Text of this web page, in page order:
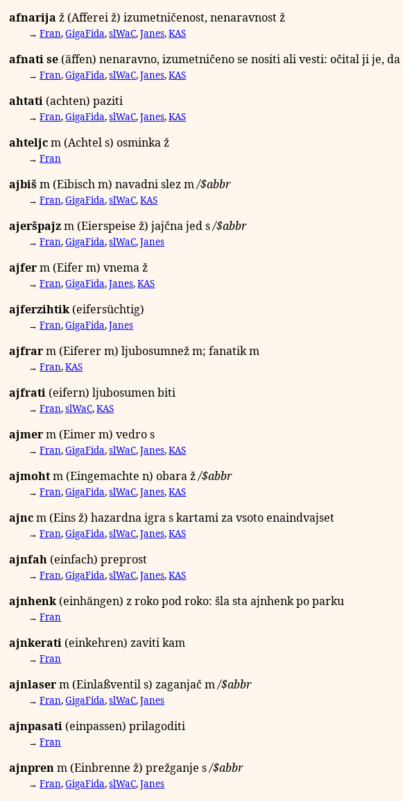
afnarija ž (Affereiž) izumetničenost, nenaravnostž
→Fran,GigaFida,slWaC,Janes,KAS
afnati se (äffen) nenaravno, izumetničeno se nositi ali vesti: očital ji je,
→Fran,GigaFida,slWaC,Janes,KAS
ahtati (achten) paziti
→Fran,GigaFida,slWaC,Janes,KAS
ahteljcm (Achtels) osminkaž
→Fran
ajbišm (Eibischm) navadni slezm/$abbr
→Fran,GigaFida,slWaC,KAS
ajeršpajzm (Eierspeisež) jajčna jeds/$abbr
→Fran,GigaFida,slWaC,Janes
ajferm (Eiferm) vnemaž
→Fran,GigaFida,Janes,KAS
ajferzihtik(eifersüchtig)
→Fran,GigaFida,Janes
ajfrarm (Eifererm) ljubosumnežm; fanatikm
→Fran,KAS
ajfrati (eifern) ljubosumen biti
→Fran,slWaC,KAS
ajmerm (Eimerm) vedros
→Fran,GigaFida,slWaC,Janes,KAS
ajmohtm (Eingemachte n) obaraž/$abbr
→Fran,GigaFida,slWaC,Janes,KAS
ajncm (Einsž) hazardna igra s kartami za vsoto enaindvajset
→Fran,GigaFida,slWaC,Janes,KAS
ajnfah (einfach) preprost
→Fran,GigaFida,slWaC,Janes,KAS
ajnhenk(einhängen) z roko pod roko: šla sta ajnhenk po parku
→Fran
ajnkerati (einkehren) zaviti kam
→Fran
ajnlaserm (Einlaßventils) zaganjačm/$abbr
→Fran,GigaFida,slWaC,Janes
ajnpasati (einpassen) prilagoditi
→Fran
ajnprenm (Einbrennež) prežganjes/$abbr
→Fran,GigaFida,slWaC,Janes